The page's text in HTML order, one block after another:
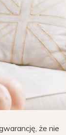
że nie